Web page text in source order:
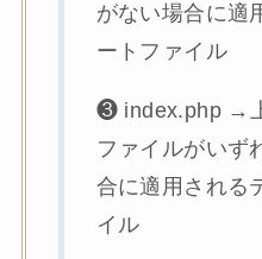
がない場合に適
ートファイル
❸ index.php →
ファイルがいず
合に適用される
イル